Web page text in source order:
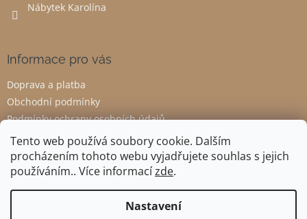
Tento web používá soubory cookie. Dalším
procházením tohoto webu vyjadřujete souhlas s jejich
používáním.. Více informacízde.
Nastavení
Nábytek Karolína
Informace pro vás
Doprava a platba
Obchodní podmínky
Podmínky ochrany osobních údajů
Odstoupení od smlouvy